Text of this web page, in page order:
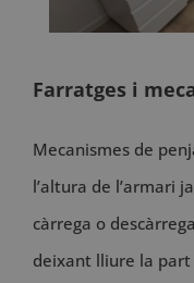
Farratges i
Mecanismes de
l’altura de l’armari
càrrega o
deixant lliure la